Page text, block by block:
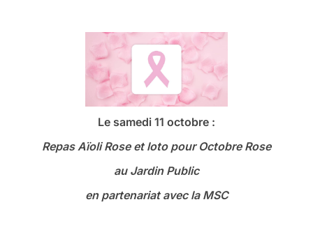
Le samedi 11 octobre :
Repas Aïoli Rose et loto pour Octobre Rose
au Jardin Public
en partenariat avec la MSC